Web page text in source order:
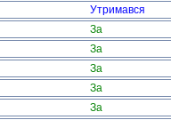
Утримався
За
За
За
За
За